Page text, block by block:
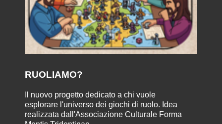
RUOLIAMO?
Il nuovo progetto dedicato a chi vuole
esplorare l'universo dei giochi di ruolo. Idea
realizzata dall'Associazione Culturale Forma